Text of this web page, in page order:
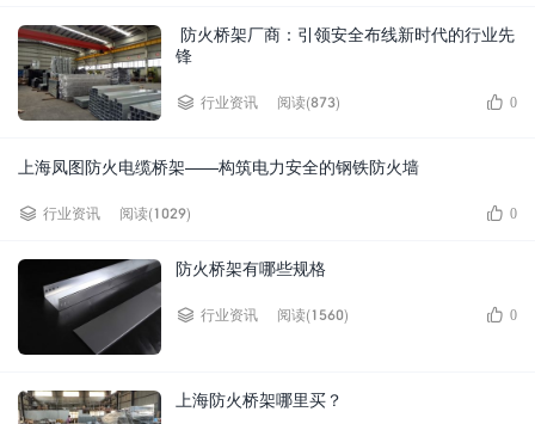
防火桥架厂商：引领安全布线新时代的行业先
锋
行业资讯 阅读(873) 0
上海凤图防火电缆桥架——构筑电力安全的钢铁防火墙
行业资讯 阅读(1029) 0
防火桥架有哪些规格
行业资讯 阅读(1560) 0
上海防火桥架哪里买？